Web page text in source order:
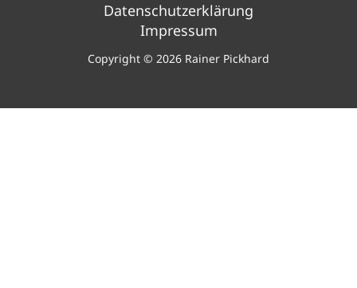
Datenschutzerklärung
Impressum
Copyright © 2026 Rainer Pickhard